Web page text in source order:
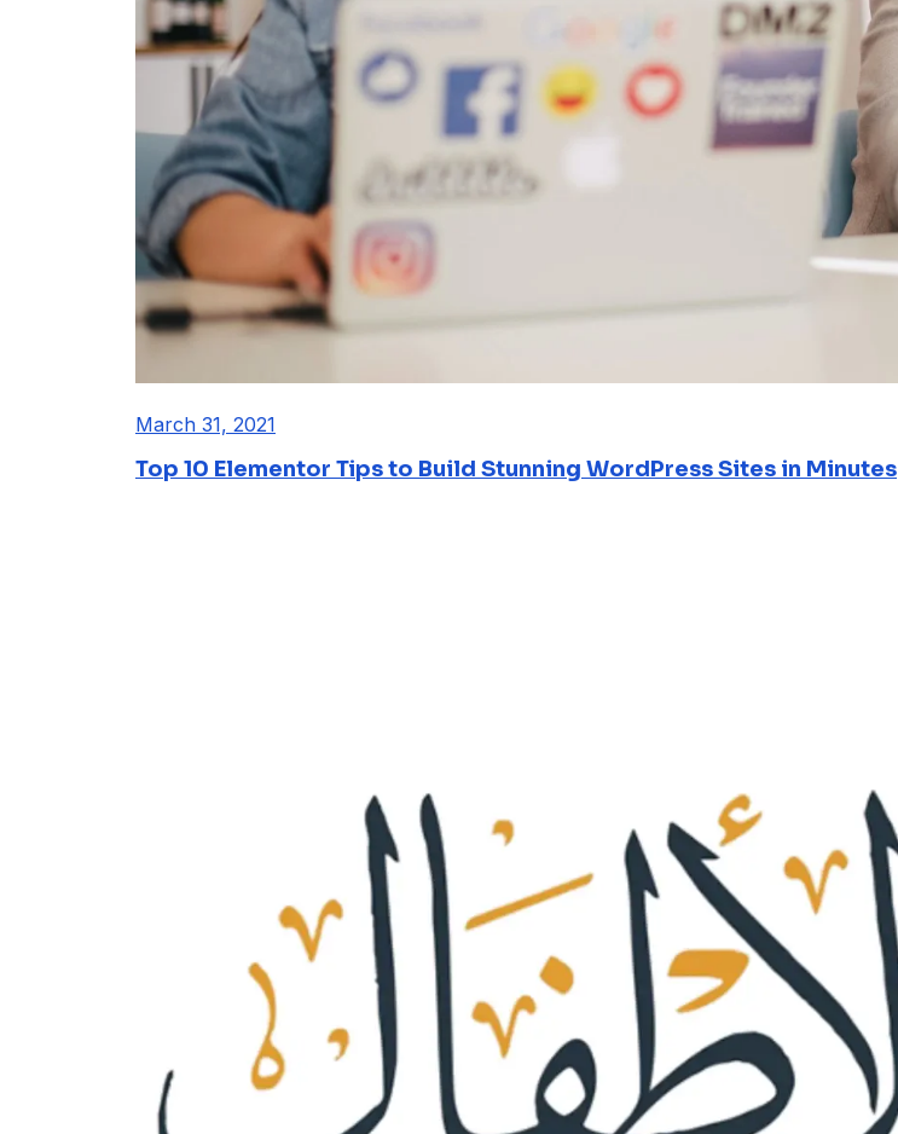
March 31, 2021
Top 10 Elementor Tips to Build Stunning WordPress Sites in Minutes